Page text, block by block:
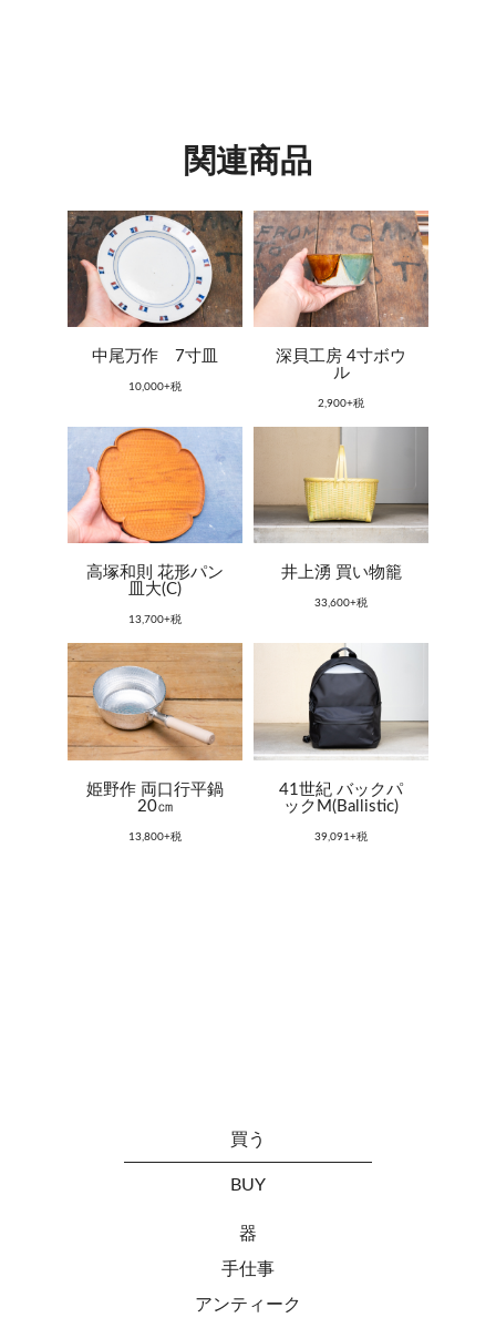
関連商品
中尾万作 7寸皿
10,000+税
深貝工房 4寸ボウ
ル
2,900+税
高塚和則 花形パン
皿大(C)
13,700+税
井上湧 買い物籠
33,600+税
姫野作 両口行平鍋
20㎝
13,800+税
41世紀 バックパ
ックM(Ballistic)
39,091+税
買う
BUY
器
手仕事
アンティーク